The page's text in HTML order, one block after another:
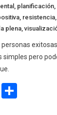
planificación
resistencia
plena ,
simples pero
Twitter